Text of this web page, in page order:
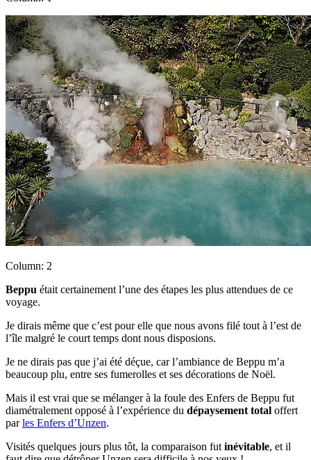
Column: 2
Beppu était certainement l’une des étapes les plus attendues de ce
voyage.
Je dirais même que c’est pour elle que nous avons filé tout à l’est de
l’île malgré le court temps dont nous disposions.
Je ne dirais pas que j’ai été déçue, car l’ambiance de Beppu m’a
beaucoup plu, entre ses fumerolles et ses décorations de Noël.
Mais il est vrai que se mélanger à la foule des Enfers de Beppu fut
diamétralement opposé à l’expérience du dépaysement total offert
parles Enfers d’Unzen.
Visités quelques jours plus tôt, la comparaison fut inévitable, et il